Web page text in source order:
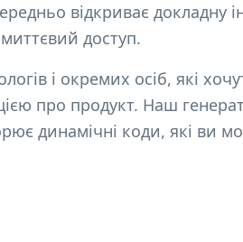
відкриває докладну
доступ.
і окремих осіб, які
про продукт. Наш
динамічні коди, які ви